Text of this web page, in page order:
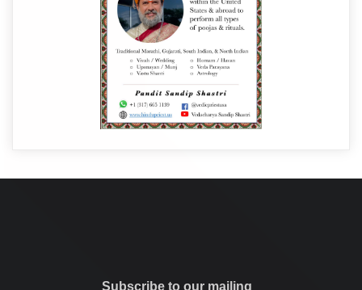
Subscribe to our mailing